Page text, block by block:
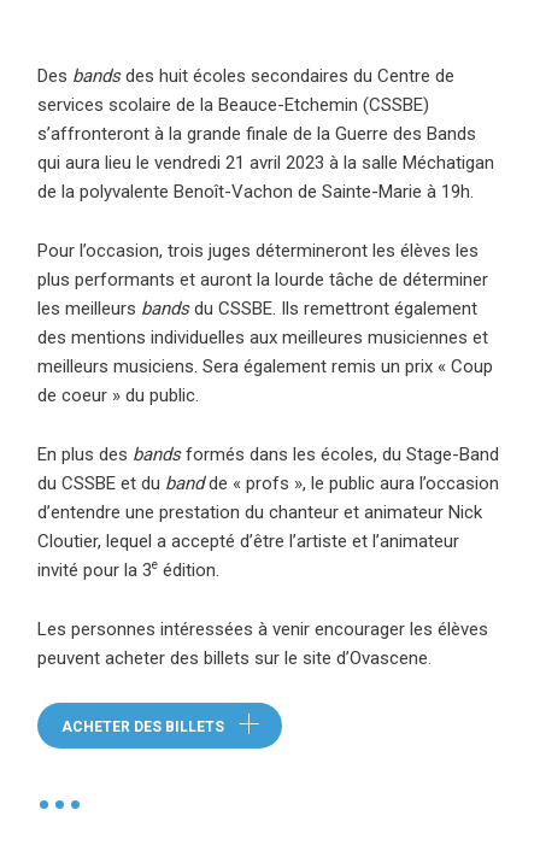
Des bandsdes huit écoles secondaires du Centre de
services scolaire de la Beauce-Etchemin (CSSBE)
s’affronteront à la grande finale de la Guerre des Bands
qui aura lieu le vendredi 21 avril 2023 à la salle Méchatigan
de la polyvalente Benoît-Vachon de Sainte-Marie à 19h.
Pour l’occasion, trois juges détermineront les élèves les
plus performants et auront la lourde tâche de déterminer
les meilleurs bandsdu CSSBE. Ils remettront également
des mentions individuelles aux meilleures musiciennes et
meilleurs musiciens. Sera également remis un prix « Coup
de coeur » du public.
En plus des bandsformés dans les écoles, du Stage-Band
du CSSBE et du bandde « profs », le public aura l’occasion
d’entendre une prestation du chanteur et animateur Nick
Cloutier, lequel a accepté d’être l’artiste et l’animateur
invité pour la 3e édition.
Les personnes intéressées à venir encourager les élèves
peuvent acheter des billets sur le site d’Ovascene.
ACHETER DES BILLETS
•